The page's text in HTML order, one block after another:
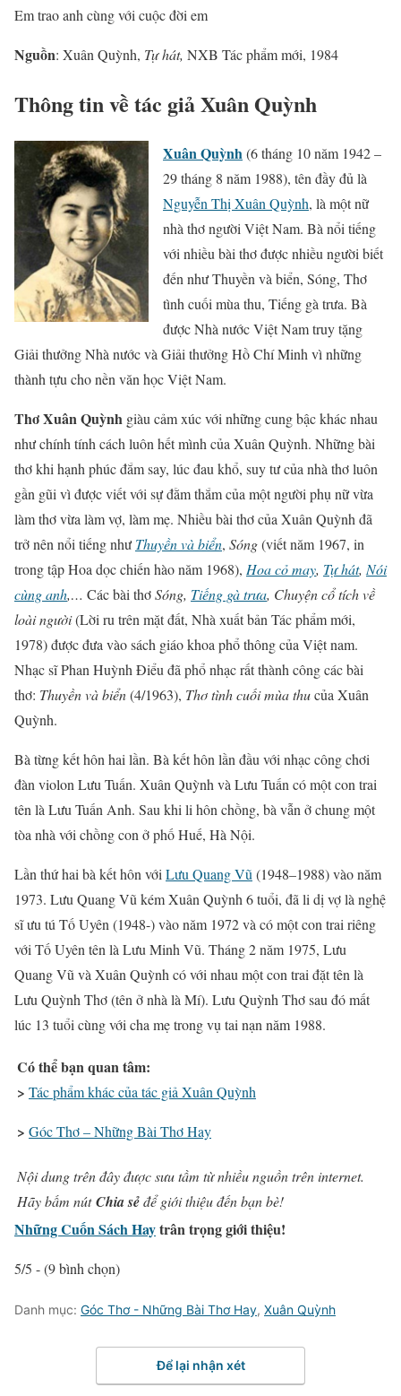
Em trao anh cùng với cuộc đời em
Nguồn: Xuân Quỳnh, Tự hát, NXB Tác phẩm mới, 1984
Thông tin về tác giả Xuân Quỳnh
Xuân Quỳnh(6 tháng 10 năm 1942 –
29 tháng 8 năm 1988), tên đầy đủ là
Nguyễn Thị Xuân Quỳnh, là một nữ
nhà thơ người Việt Nam. Bà nổi tiếng
với nhiều bài thơ được nhiều người biết
đến như Thuyền và biển, Sóng, Thơ
tình cuối mùa thu, Tiếng gà trưa. Bà
được Nhà nước Việt Nam truy tặng
Giải thưởng Nhà nước và Giải thưởng Hồ Chí Minh vì những
thành tựu cho nền văn học Việt Nam.
Thơ Xuân Quỳnh giàu cảm xúc với những cung bậc khác nhau
như chính tính cách luôn hết mình của Xuân Quỳnh. Những bài
thơ khi hạnh phúc đắm say, lúc đau khổ, suy tư của nhà thơ luôn
gần gũi vì được viết với sự đằm thắm của một người phụ nữ vừa
làm thơ vừa làm vợ, làm mẹ. Nhiều bài thơ của Xuân Quỳnh đã
trở nên nổi tiếng nhưThuyền và biển, Sóng(viết năm 1967, in
trong tập Hoa dọc chiến hào năm 1968), Hoa cỏ may, Tự hát, Nói
cùng anh,… Các bài thơSóng, Tiếng gà trưa, Chuyện cổ tích về
loài người(Lời ru trên mặt đất, Nhà xuất bản Tác phẩm mới,
1978) được đưa vào sách giáo khoa phổ thông của Việt nam.
Nhạc sĩ Phan Huỳnh Điểu đã phổ nhạc rất thành công các bài
thơ: Thuyền và biển(4/1963), Thơ tình cuối mùa thucủa Xuân
Quỳnh.
Bà từng kết hôn hai lần. Bà kết hôn lần đầu với nhạc công chơi
đàn violon Lưu Tuấn. Xuân Quỳnh và Lưu Tuấn có một con trai
tên là Lưu Tuấn Anh. Sau khi li hôn chồng, bà vẫn ở chung một
tòa nhà với chồng con ở phố Huế, Hà Nội.
Lần thứ hai bà kết hôn với Lưu Quang Vũ (1948–1988) vào năm
1973. Lưu Quang Vũ kém Xuân Quỳnh 6 tuổi, đã li dị vợ là nghệ
sĩ ưu tú Tố Uyên (1948-) vào năm 1972 và có một con trai riêng
với Tố Uyên tên là Lưu Minh Vũ. Tháng 2 năm 1975, Lưu
Quang Vũ và Xuân Quỳnh có với nhau một con trai đặt tên là
Lưu Quỳnh Thơ (tên ở nhà là Mí). Lưu Quỳnh Thơ sau đó mất
lúc 13 tuổi cùng với cha mẹ trong vụ tai nạn năm 1988.
Có thể bạn quan tâm:
> Tác phẩm khác của tác giả Xuân Quỳnh
> Góc Thơ – Những Bài Thơ Hay
Nội dung trên đây được sưu tầm từ nhiều nguồn trên internet.
Hãy bấm nútChia sẻđể giới thiệu đến bạn bè!
Những Cuốn Sách Haytrân trọng giới thiệu!
5/5 - (9 bình chọn)
Danh mục: Góc Thơ - Những Bài Thơ Hay, Xuân Quỳnh
Để lại nhận xét